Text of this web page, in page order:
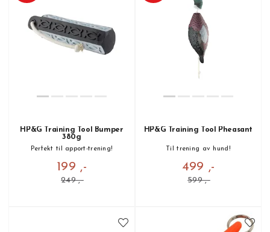
HP&G Training Tool Bumper
380g
Perfekt til apport-trening!
199 ,-
249 ,-
HP&G Training Tool Pheasant
Til trening av hund!
499 ,-
599 ,-